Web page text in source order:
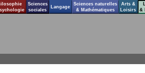
Sciences
sociales
Langage
Sciences naturelles
& Mathématiques
Arts &
Loisirs
&